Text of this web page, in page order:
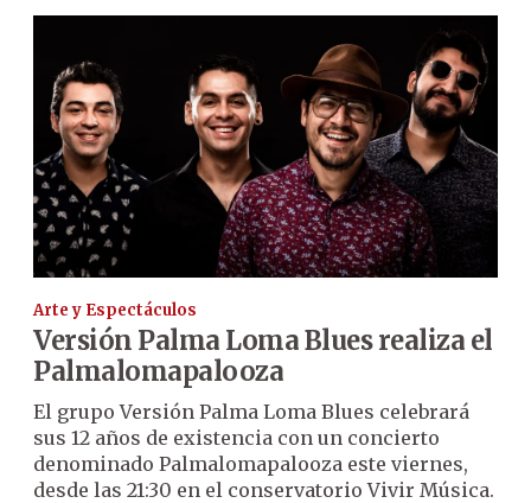
Arte y Espectáculos
Versión Palma Loma Blues realiza el
Palmalomapalooza
El grupo Versión Palma Loma Blues celebrará
sus 12 años de existencia con un concierto
denominado Palmalomapalooza este viernes,
desde las 21:30 en el conservatorio Vivir Música.